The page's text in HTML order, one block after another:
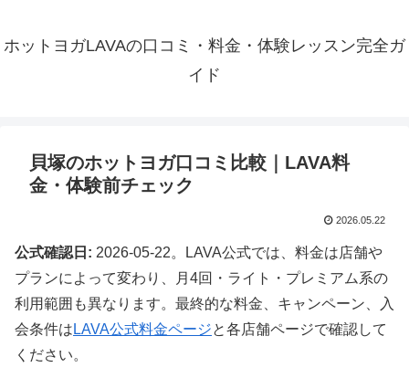
ホットヨガLAVAの口コミ・料金・体験レッスン完全ガ
イド
貝塚のホットヨガ口コミ比較｜LAVA料
金・体験前チェック
2026.05.22
公式確認日: 2026-05-22。LAVA公式では、料金は店舗や
プランによって変わり、月4回・ライト・プレミアム系の
利用範囲も異なります。最終的な料金、キャンペーン、入
会条件は LAVA公式料金ページと各店舗ページで確認して
ください。